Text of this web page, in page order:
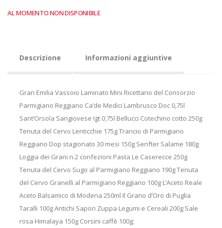
AL MOMENTO NON DISPONIBILE
Descrizione Informazioni aggiuntive
Gran Emilia Vassoio Laminato Mini Ricettario del Consorzio
Parmigiano Reggiano Ca’de Medici Lambrusco Doc 0,75l
Sant’Orsola Sangiovese Igt 0,75l Bellucci Cotechino cotto 250g
Tenuta del Cervo Lenticchie 175g Trancio di Parmigiano
Reggiano Dop stagionato 30 mesi 150g Senfter Salame 180g
Loggia dei Grani n.2 confezioni Pasta Le Caserecce 250g
Tenuta del Cervo Sugo al Parmigiano Reggiano 190g Tenuta
del Cervo Granelli al Parmigiano Reggiano 100g L’Aceto Reale
Aceto Balsamico di Modena 250ml Il Grano d’Oro di Puglia
Taralli 100g Antichi Sapori Zuppa Legumi e Cereali 200g Sale
rosa Himalaya 150g Corsini caffè 100g;